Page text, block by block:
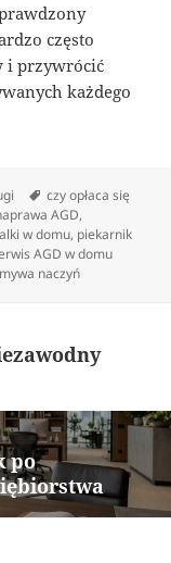
często
i przywrócić
każdego
Tagi
czy opłaca się
AGD,
w domu, piekarnik
AGD w domu
naczyń
po